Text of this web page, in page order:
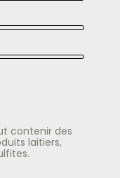
contenir des
laitiers,